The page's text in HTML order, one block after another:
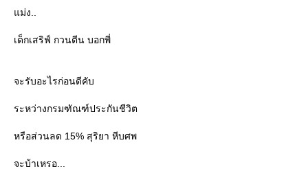
ม่ง..
เด็กเสริฟ์ กวนตีน บอกพี่
จะรับอะไรก่อนดีคับ
ระหว่างกรมฑัณฑ์ประกันชีวิต
หรือส่วนลด 15% สุริยา หีบศพ
จะบ้าเหรอ...